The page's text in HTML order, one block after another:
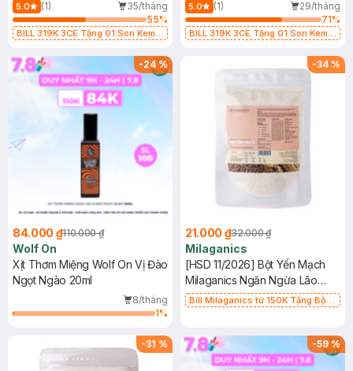
5.0 (1)
35/tháng
55%
BILL 319K 3CE Tặng 01 Son Kem
1.5g (SL có hạn)
5.0 (1)
29/tháng
71%
BILL 319K 3CE Tặng 01 Son Kem
-24%
84.000 ₫110.000 ₫
Wolf On
Xịt Thơm Miệng Wolf On Vị Đào
Ngọt Ngào 20ml
8/tháng
1%
-34 %
21.000 ₫32.000 ₫
Milaganics
[HSD 11/2026] Bột Yến Mạch
Milaganics Ngăn Ngừa Lão
Hóa & Mụn 100g (Túi)
Bill Milaganics từ 150K Tặng Bột
-31 % -59%